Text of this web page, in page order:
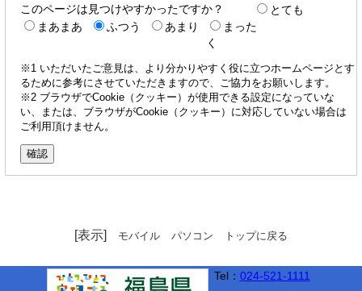
このページは見つけやすかったですか？
とても
まあまあ
ふつう あまり
まった
く
※1 いただいたご意見は、より分かりやすく役に立つホームページとす
るために参考にさせていただきますので、ご協力をお願いします。
※2 ブラウザでCookie（クッキー）が使用できる設定になっていな
い、または、ブラウザがCookie（クッキー）に対応していない場合は
ご利用頂けません。
[表示] モバイル パソコン トップに戻る
Tel： 024-521-1111